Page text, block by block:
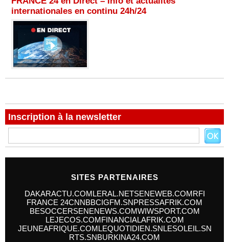
internationales en continu 24h/24
Inscription à la newsletter
SITES PARTENAIRES
DAKARACTU.COMLERAL.NETSENEWEB.COMRFI
FRANCE 24CNNBBCIGFM.SNPRESSAFRIK.COM
BESOCCERSENENEWS.COMWIWSPORT.COM
LEJECOS.COMFINANCIALAFRIK.COM
JEUNEAFRIQUE.COMLEQUOTIDIEN.SNLESOLEIL.SN
RTS.SNBURKINA24.COM